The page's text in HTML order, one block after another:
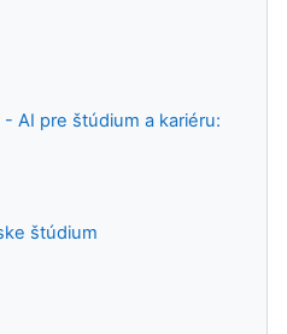
AI pre štúdium a kariéru:
štúdium